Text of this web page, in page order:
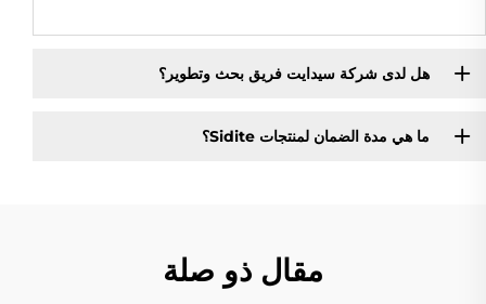
هل لدى شركة سيدايت فريق بحث وتطوير؟
ما هي مدة الضمان لمنتجات Sidite؟
مقال ذو صلة